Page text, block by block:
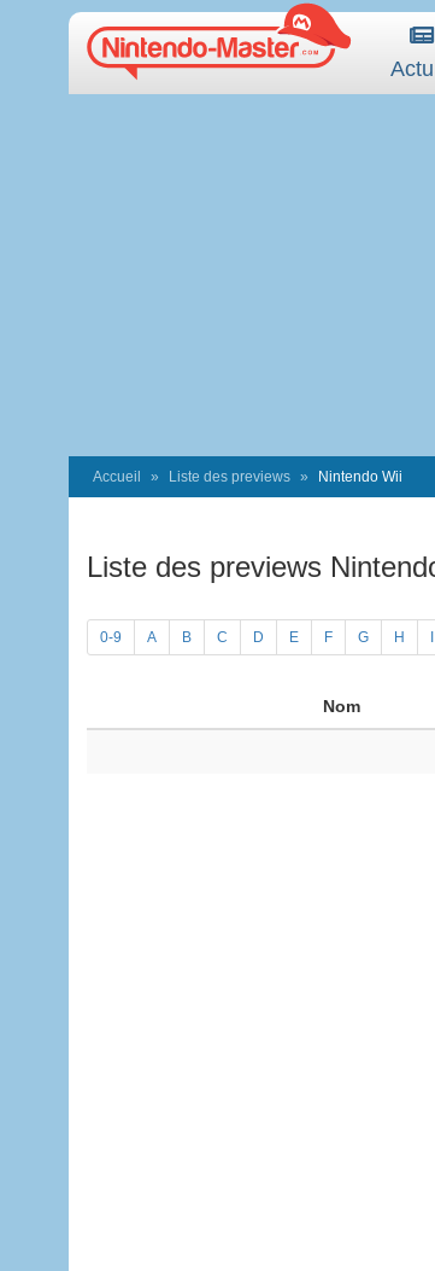
Actu
Accueil Liste des previews Nintendo Wii
Liste des previews
0-9 A B C D E F G H
Nom